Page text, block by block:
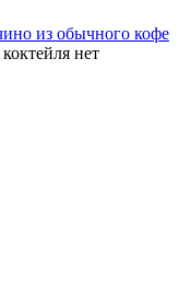
из обычного кофе
нет